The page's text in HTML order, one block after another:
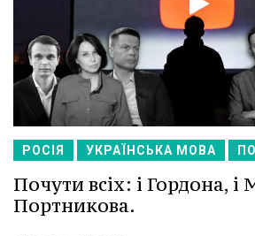
РОСІЯ УКРАЇНСЬКА МОВА
Почути всіх: і Гордона, і
Портникова.